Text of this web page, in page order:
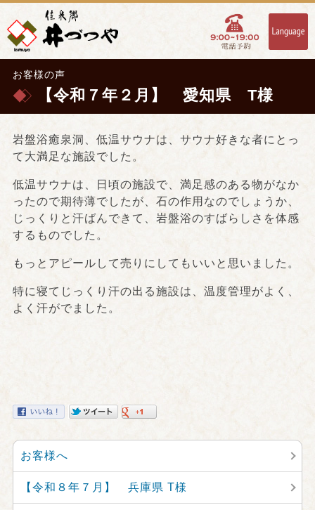
お客様の声
【令和７年２月】 愛知県 T様
岩盤浴癒泉洞、低温サウナは、サウナ好きな者にとっ
て大満足な施設でした。
低温サウナは、日頃の施設で、満足感のある物がなか
ったので期待薄でしたが、石の作用なのでしょうか、
じっくりと汗ばんできて、岩盤浴のすばらしさを体感
するものでした。
もっとアピールして売りにしてもいいと思いました。
特に寝てじっくり汗の出る施設は、温度管理がよく、
よく汗がでました。
お客様へ
【令和８年７月】 兵庫県 T様